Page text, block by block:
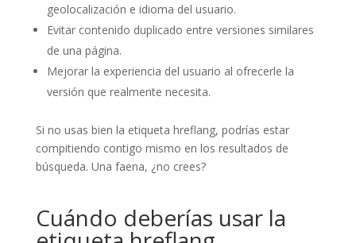
geolocalización e idioma del usuario.
Evitar contenido duplicado entre versiones similares
de una página.
Mejorar la experiencia del usuario al ofrecerle la
versión que realmente necesita.
Si no usas bien la etiqueta hreflang, podrías estar
compitiendo contigo mismo en los resultados de
búsqueda. Una faena, ¿no crees?
Cuándo deberías usar la